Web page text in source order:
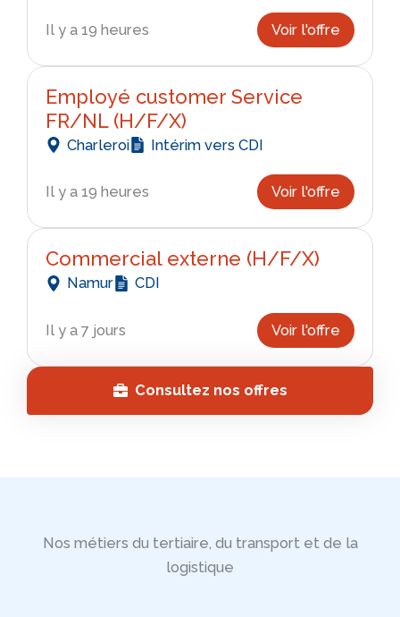
Il y a 19 heures Voir l'offre
Employé customer Service
FR/NL (H/F/X)
Charleroi Intérim vers CDI
Il y a 19 heures Voir l'offre
Commercial externe (H/F/X)
Namur CDI
Il y a 7 jours Voir l'offre
Consultez nos offres
Nos métiers du tertiaire, du transport et de la
logistique